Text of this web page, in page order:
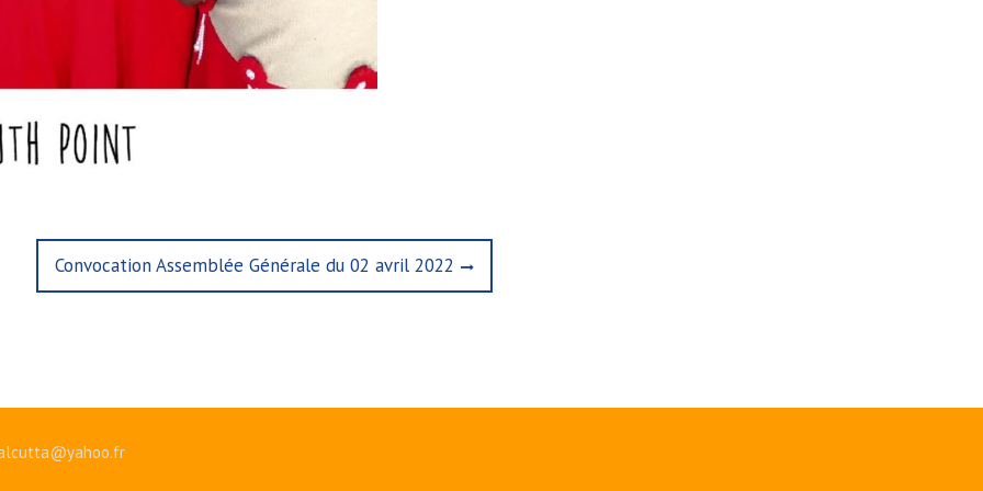
Next
post:
Convocation Assemblée Générale du 02 avril 2022